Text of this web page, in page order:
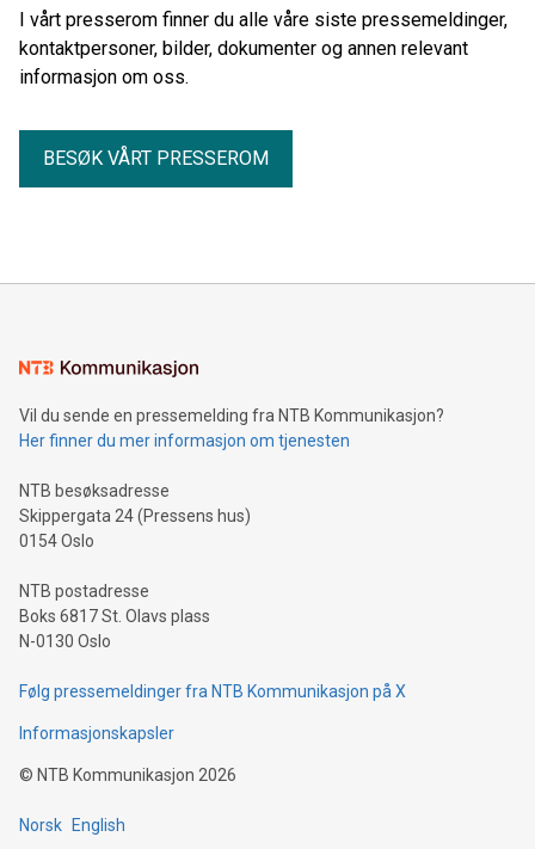
finale på Ullevaal! Dette blir en stor opplevelse, og det blir tøft
å møte Lyon som er et veldig godt lag, sier Caroline Graha
I vårt presserom finner du alle våre siste pressemeldinger,
kontaktpersoner, bilder, dokumenter og annen relevant
informasjon om oss.
BESØK VÅRT PRESSEROM
Vil du sende en pressemelding fra NTB Kommunikasjon?
Her finner du mer informasjon om tjenesten
NTB besøksadresse
Skippergata 24 (Pressens hus)
0154 Oslo
NTB postadresse
Boks 6817 St. Olavs plass
N-0130 Oslo
Følg pressemeldinger fra NTB Kommunikasjon på X
Informasjonskapsler
© NTB Kommunikasjon 2026
Norsk English